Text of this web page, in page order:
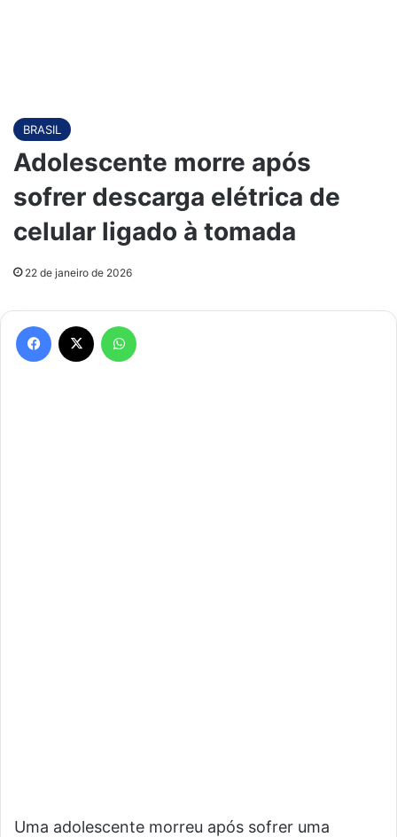
BRASIL
Adolescente morre após
sofrer descarga elétrica de
celular ligado à tomada
22 de janeiro de 2026
Facebook
Uma adolescente morreu após sofrer uma